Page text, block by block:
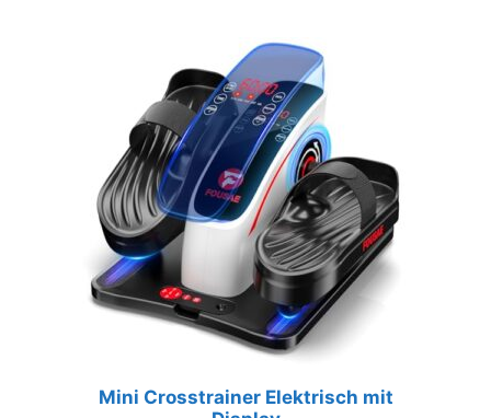
Mini Crosstrainer Elektrisch mit